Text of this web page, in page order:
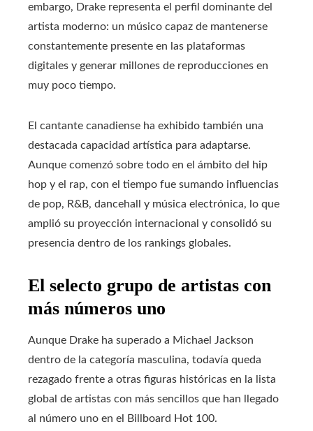
embargo, Drake representa el perfil dominante del
artista moderno: un músico capaz de mantenerse
constantemente presente en las plataformas
digitales y generar millones de reproducciones en
muy poco tiempo.
El cantante canadiense ha exhibido también una
destacada capacidad artística para adaptarse.
Aunque comenzó sobre todo en el ámbito del hip
hop y el rap, con el tiempo fue sumando influencias
de pop, R&B, dancehall y música electrónica, lo que
amplió su proyección internacional y consolidó su
presencia dentro de los rankings globales.
El selecto grupo de artistas con
más números uno
Aunque Drake ha superado a Michael Jackson
dentro de la categoría masculina, todavía queda
rezagado frente a otras figuras históricas en la lista
global de artistas con más sencillos que han llegado
al número uno en el Billboard Hot 100.